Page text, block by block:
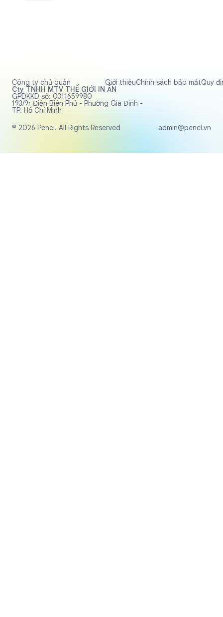
Công ty chủ quản
Cty TNHH MTV THẾ GIỚI IN ẤN
GPDKKD số: 0311659980
193/9r Điện Biên Phủ - Phường Gia Định -
TP. Hồ Chí Minh
Giới thiệuChính sách bảo mậtQuy
© 2026 Penci. All Rights Reserved admin@penci.vn